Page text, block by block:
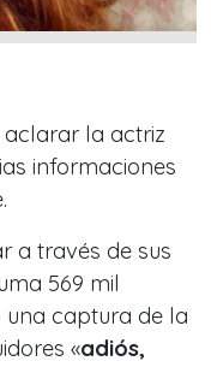
aclarar la actriz
informaciones
a través de sus
569 mil
una captura de la
«adiós,